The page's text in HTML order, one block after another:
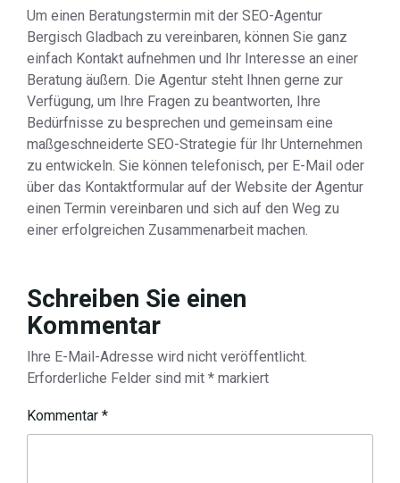
Um einen Beratungstermin mit der SEO-Agentur
Bergisch Gladbach zu vereinbaren, können Sie ganz
einfach Kontakt aufnehmen und Ihr Interesse an einer
Beratung äußern. Die Agentur steht Ihnen gerne zur
Verfügung, um Ihre Fragen zu beantworten, Ihre
Bedürfnisse zu besprechen und gemeinsam eine
maßgeschneiderte SEO-Strategie für Ihr Unternehmen
zu entwickeln. Sie können telefonisch, per E-Mail oder
über das Kontaktformular auf der Website der Agentur
einen Termin vereinbaren und sich auf den Weg zu
einer erfolgreichen Zusammenarbeit machen.
Schreiben Sie einen
Kommentar
Ihre E-Mail-Adresse wird nicht veröffentlicht.
Erforderliche Felder sind mit * markiert
Kommentar *